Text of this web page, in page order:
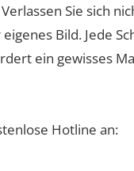
Sie sich
Bild. Jede
ein gewisses
Hotline an: